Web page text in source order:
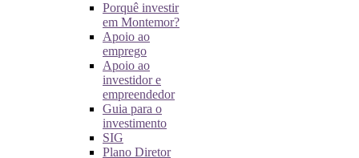
Porquê investir
em Montemor?
Apoio ao
emprego
Apoio ao
investidor e
empreendedor
Guia para o
investimento
SIG
Plano Diretor